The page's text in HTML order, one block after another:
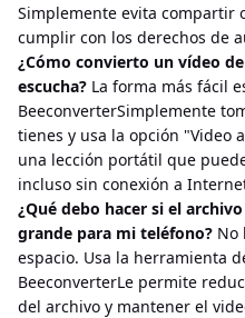
Simplemente evita compartir
cumplir con los derechos de
¿Cómo convierto un vídeo
escucha? La forma más fácil
BeeconverterSimplemente
tienes y usa la opción "Video
una lección portátil que
incluso sin conexión a
¿Qué debo hacer si el
grande para mi teléfono? No
espacio. Usa la herramienta
BeeconverterLe permite
del archivo y mantener el